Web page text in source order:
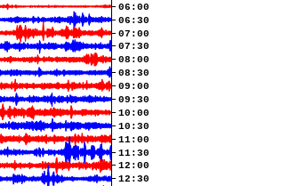
06:00
06:30
07:00
07:30
08:00
08:30
09:00
09:30
10:00
10:30
11:00
11:30
12:00
12:30